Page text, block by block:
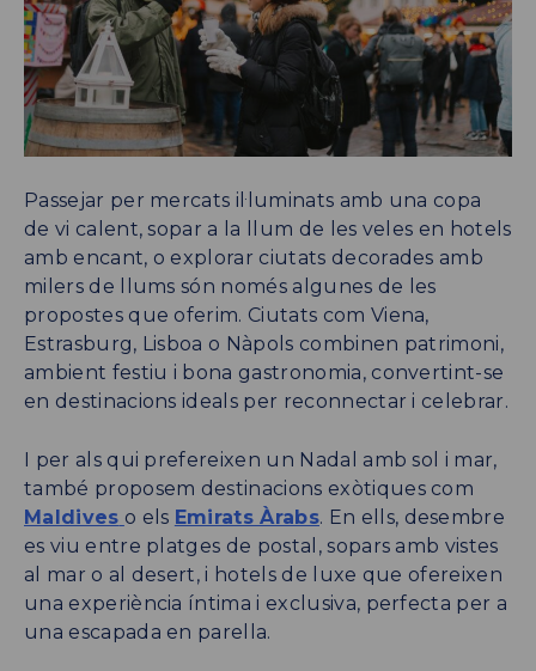
Passejar per mercats il·luminats amb una copa
de vi calent, sopar a la llum de les veles en hotels
amb encant, o explorar ciutats decorades amb
milers de llums són només algunes de les
propostes que oferim. Ciutats com Viena,
Estrasburg, Lisboa o Nàpols combinen patrimoni,
ambient festiu i bona gastronomia, convertint-se
en destinacions ideals per reconnectar i celebrar.
I per als qui prefereixen un Nadal amb sol i mar,
també proposem destinacions exòtiques com
Maldives o els Emirats Àrabs. En ells, desembre
es viu entre platges de postal, sopars amb vistes
al mar o al desert, i hotels de luxe que ofereixen
una experiència íntima i exclusiva, perfecta per a
una escapada en parella.